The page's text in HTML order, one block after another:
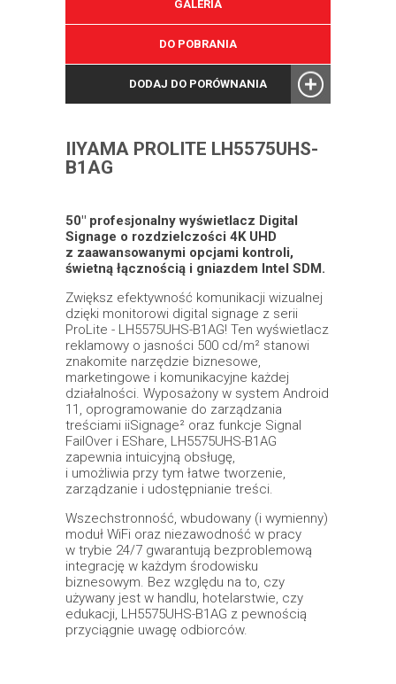
GALERIA
DO POBRANIA
DODAJ DO PORÓWNANIA
IIYAMA PROLITE LH5575UHS-
B1AG
50" profesjonalny wyświetlacz Digital
Signage o rozdzielczości 4K UHD
z zaawansowanymi opcjami kontroli,
świetną łącznością i gniazdem Intel SDM.
Zwiększ efektywność komunikacji wizualnej
dzięki monitorowi digital signage z serii
ProLite - LH5575UHS-B1AG! Ten wyświetlacz
reklamowy o jasności 500 cd/m² stanowi
znakomite narzędzie biznesowe,
marketingowe i komunikacyjne każdej
działalności. Wyposażony w system Android
11, oprogramowanie do zarządzania
treściami iiSignage² oraz funkcje Signal
FailOver i EShare, LH5575UHS-B1AG
zapewnia intuicyjną obsługę,
i umożliwia przy tym łatwe tworzenie,
zarządzanie i udostępnianie treści.
Wszechstronność, wbudowany (i wymienny)
moduł WiFi oraz niezawodność w pracy
w trybie 24/7 gwarantują bezproblemową
integrację w każdym środowisku
biznesowym. Bez względu na to, czy
używany jest w handlu, hotelarstwie, czy
edukacji, LH5575UHS-B1AG z pewnością
przyciągnie uwagę odbiorców.